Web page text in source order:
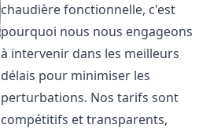
chaudière fonctionnelle, c'est
pourquoi nous nous engageons
à intervenir dans les meilleurs
délais pour minimiser les
perturbations. Nos tarifs sont
compétitifs et transparents,